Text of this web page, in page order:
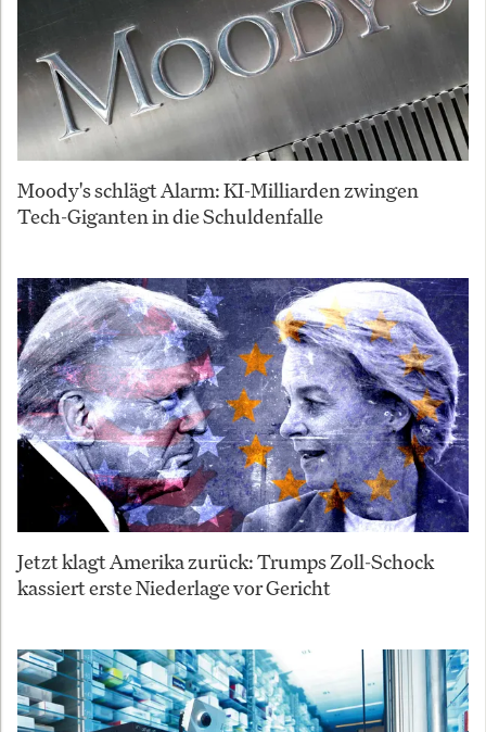
Moody's schlägt Alarm: KI-Milliarden zwingen
Tech-Giganten in die Schuldenfalle
Jetzt klagt Amerika zurück: Trumps Zoll-Schock
kassiert erste Niederlage vor Gericht